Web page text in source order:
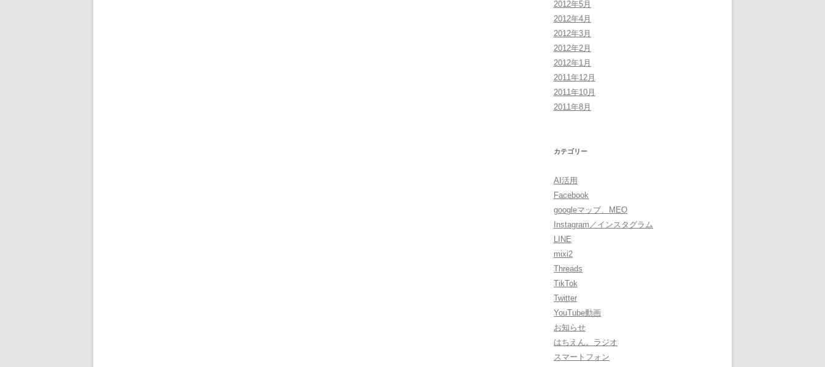
2012年5月
2012年4月
2012年3月
2012年2月
2012年1月
2011年12月
2011年10月
2011年8月
カテゴリー
AI活用
Facebook
googleマップ、MEO
Instagram／インスタグラム
LINE
mixi2
Threads
TikTok
Twitter
YouTube動画
お知らせ
はちえん。ラジオ
スマートフォン